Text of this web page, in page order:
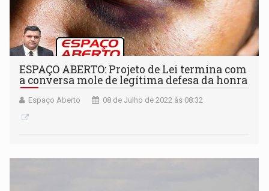
ESPAÇO ABERTO: Projeto de Lei termina com
a conversa mole de legítima defesa da honra
Espaço Aberto 08 de Julho de 2022 às 08:32